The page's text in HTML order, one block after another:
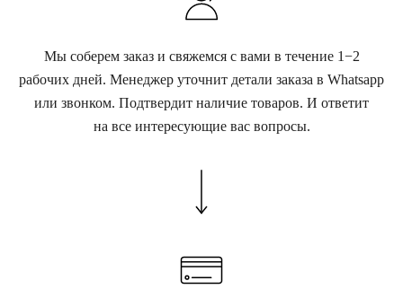
Мы соберем заказ и свяжемся с вами в течение 1−2
рабочих дней. Менеджер уточнит детали заказа в Whatsapp
или звонком. Подтвердит наличие товаров. И ответит
на все интересующие вас вопросы.